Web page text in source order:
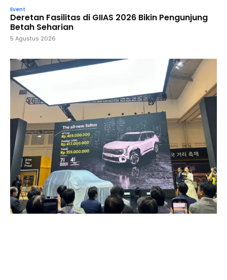
Event
Deretan Fasilitas di GIIAS 2026 Bikin Pengunjung
Betah Seharian
5 Agustus 2026